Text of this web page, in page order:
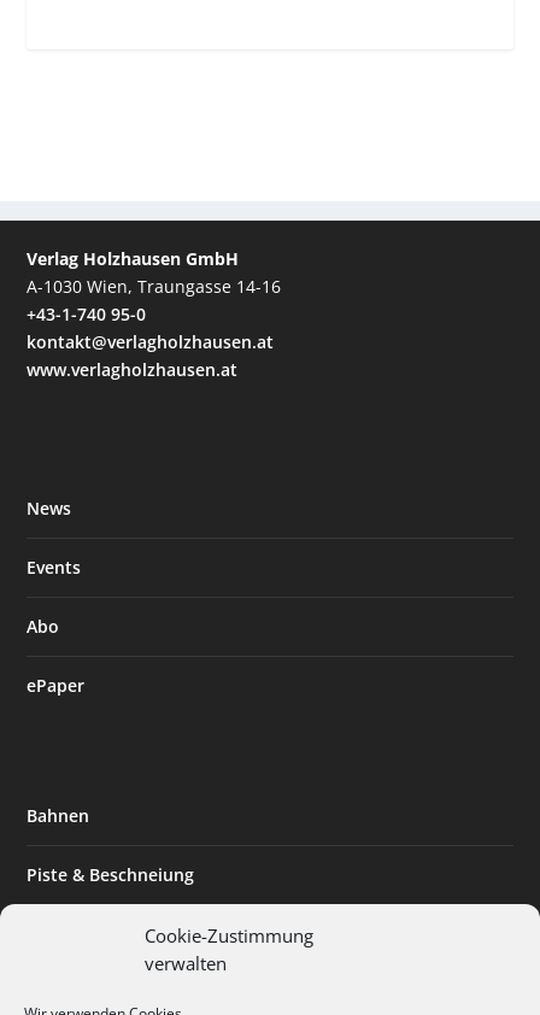
Cookie-Zustimmung
verwalten
Verlag Holzhausen GmbH
A-1030 Wien, Traungasse 14-16
+43-1-740 95-0
kontakt@verlagholzhausen.at
www.verlagholzhausen.at
News
Events
Abo
ePaper
Bahnen
Piste & Beschneiung